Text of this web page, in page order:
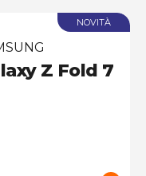
NOVITÀ
Z Fold 7